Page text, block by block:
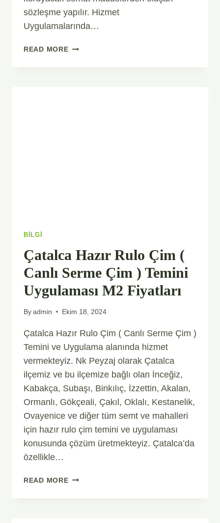
sözleşme yapılır. Hizmet
Uygulamalarında…
READ MOREBAHÇIVANLIK
BILGI
Çatalca Hazır Rulo Çim (
Canlı Serme Çim ) Temini
Uygulaması M2 Fiyatları
Byadmin Ekim 18, 2024
Çatalca Hazır Rulo Çim ( Canlı Serme Çim )
Temini ve Uygulama alanında hizmet
vermekteyiz. Nk Peyzaj olarak Çatalca
ilçemiz ve bu ilçemize bağlı olan İnceğiz,
Kabakça, Subaşı, Binkılıç, İzzettin, Akalan,
Ormanlı, Gökçeali, Çakıl, Oklalı, Kestanelik,
Ovayenice ve diğer tüm semt ve mahalleri
için hazır rulo çim temini ve uygulaması
konusunda çözüm üretmekteyiz. Çatalca’da
özellikle…
READ MOREÇATALCA